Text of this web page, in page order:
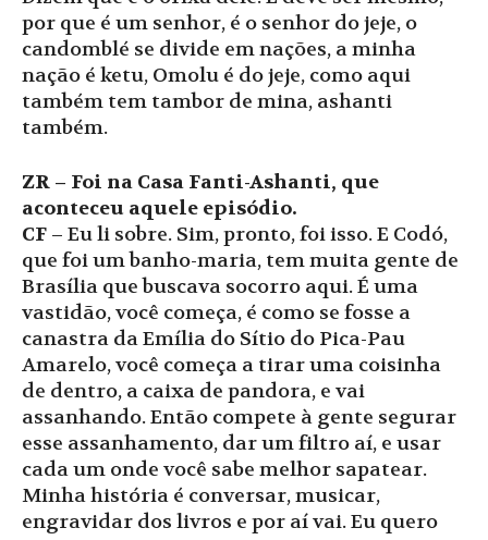
por que é um senhor, é o senhor do jeje, o
candomblé se divide em nações, a minha
nação é ketu, Omolu é do jeje, como aqui
também tem tambor de mina, ashanti
também.
ZR – Foi na Casa Fanti-Ashanti, que
aconteceu aquele episódio.
CF – Eu li sobre. Sim, pronto, foi isso. E Codó,
que foi um banho-maria, tem muita gente de
Brasília que buscava socorro aqui. É uma
vastidão, você começa, é como se fosse a
canastra da Emília do Sítio do Pica-Pau
Amarelo, você começa a tirar uma coisinha
de dentro, a caixa de pandora, e vai
assanhando. Então compete à gente segurar
esse assanhamento, dar um filtro aí, e usar
cada um onde você sabe melhor sapatear.
Minha história é conversar, musicar,
engravidar dos livros e por aí vai. Eu quero